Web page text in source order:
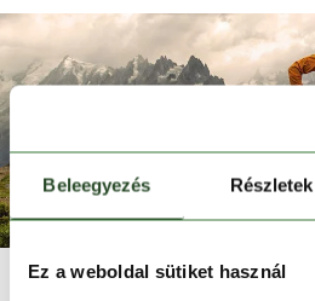
Beleegyezés Részletek
Ez a weboldal sütiket használ
A The North Face nevű márka